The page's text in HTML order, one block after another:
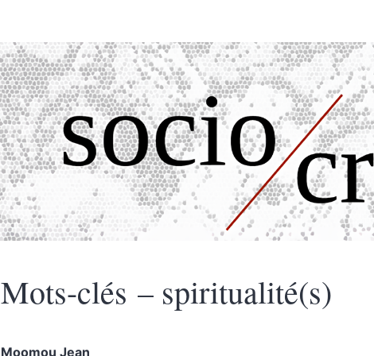
Mots-clés – spiritualité(s)
Moomou Jean